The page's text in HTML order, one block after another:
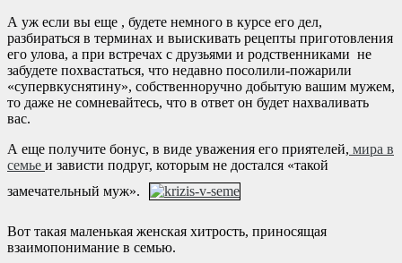
А уж если вы еще , будете немного в курсе его дел,
разбираться в терминах и выискивать рецепты приготовления
его улова, а при встречах с друзьями и родственниками не
забудете похвастаться, что недавно посолили-пожарили
«супервкуснятину», собственноручно добытую вашим мужем,
то даже не сомневайтесь, что в ответ он будет нахваливать
вас.
А еще получите бонус, в виде уважения его приятелей, мира в
семье и зависти подруг, которым не достался «такой
замечательный муж».
Вот такая маленькая женская хитрость, приносящая
взаимопонимание в семью.